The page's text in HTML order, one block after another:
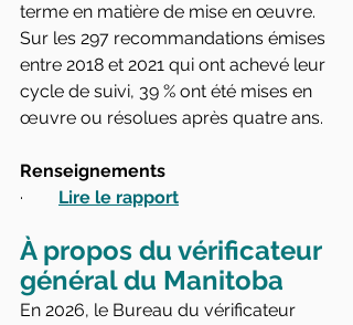
terme en matière de mise en œuvre.
Sur les 297 recommandations émises
entre 2018 et 2021 qui ont achevé leur
cycle de suivi, 39 % ont été mises en
œuvre ou résolues après quatre ans.
Renseignements
· Lire le rapport
À propos du vérificateur
général du Manitoba
En 2026, le Bureau du vérificateur